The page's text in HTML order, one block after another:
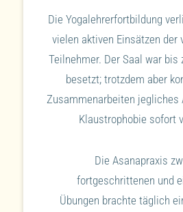
Die Yogalehrerfortbildung
vielen aktiven Einsätzen der
Teilnehmer. Der Saal war
besetzt; trotzdem aber
Zusammenarbeiten jegliches
Klaustrophobie sofort
Die Asanapraxis
fortgeschrittenen und
Übungen brachte täglich